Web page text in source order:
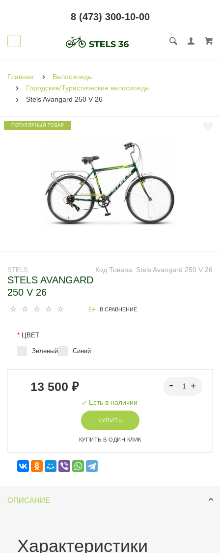
8 (473) 300-10-00
Главная
Велосипеды
Городские/Туристические велосипеды
Stels Avangard 250 V 26
ПОПУЛЯРНЫЙ ТОВАР
Код Товара: Stels Avangard 250 V 26
STELS
STELS AVANGARD
250 V 26
В СРАВНЕНИЕ
* ЦВЕТ
Зеленый Синий
13 500 ₽
Есть в наличии
КУПИТЬ
КУПИТЬ В ОДИН КЛИК
ОПИСАНИЕ
Характеристики